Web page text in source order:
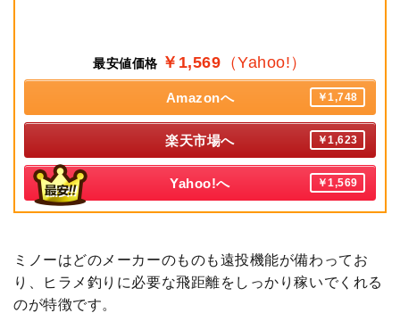
最安値価格 ￥1,569 （Yahoo!）
Amazonへ ￥1,748
楽天市場へ ￥1,623
Yahoo!へ ￥1,569
ミノーはどのメーカーのものも遠投機能が備わってお
り、ヒラメ釣りに必要な飛距離をしっかり稼いでくれる
のが特徴です。